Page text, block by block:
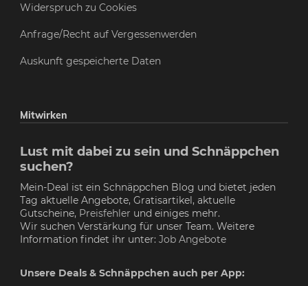
Widerspruch zu Cookies
Anfrage/Recht auf Vergessenwerden
Auskunft gespeicherte Daten
Mitwirken
Lust mit dabei zu sein und Schnäppchen
suchen?
Mein-Deal ist ein Schnäppchen Blog und bietet jeden
Tag aktuelle Angebote, Gratisartikel, aktuelle
Gutscheine, Preisfehler und einiges mehr.
Wir suchen Verstärkung für unser Team. Weitere
Information findet ihr unter: Job Angebote
Unsere Deals & Schnäppchen auch per App: